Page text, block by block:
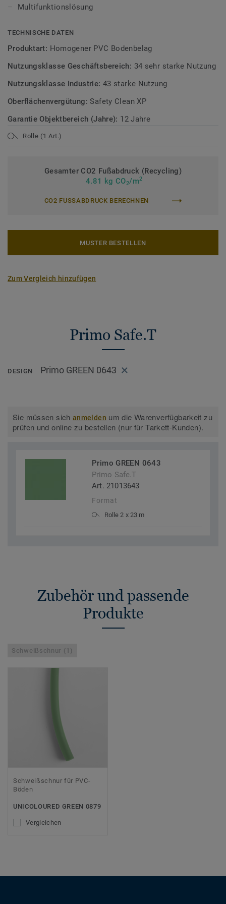
Sicherheitsbeläge
Multifunktionslösung
TECHNISCHE DATEN
Produktart: Homogener PVC Bodenbelag
Nutzungsklasse Geschäftsbereich: 34 sehr starke Nutzung
Nutzungsklasse Industrie: 43 starke Nutzung
Oberflächenvergütung:Safety Clean XP
Garantie Objektbereich (Jahre): 12 Jahre
Rolle (1 Art.)
Gesamter CO2 Fußabdruck (Recycling)
4.81 kg CO2/m2
CO2 FUSSABDRUCK BERECHNEN
MUSTER BESTELLEN
Zum Vergleich hinzufügen
Primo Safe.T
DESIGN Primo GREEN 0643
Sie müssen sichanmelden um die Warenverfügbarkeit zu
prüfen und online zu bestellen (nur für Tarkett-Kunden).
Primo GREEN 0643
Primo Safe.T
Art. 21013643
Format
Rolle 2 x 23 m
Zubehör und passende
Produkte
Schweißschnur (1)
Schweißschnur für PVC-
Böden
UNICOLOURED GREEN 0879
Vergleichen